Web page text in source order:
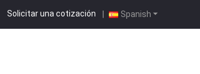
Spanish
Solicitar una cotización |